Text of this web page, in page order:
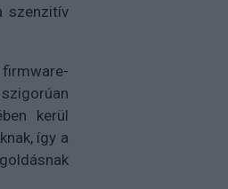
szenzitív
kerül
így a